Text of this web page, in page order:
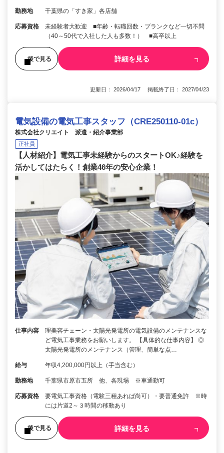
勤務地 千葉県の「すき家」各店舗
応募資格
未経験者大歓迎 ■年齢・転職回数・ブランクなど一切不問
（40～50代で入社した人も多数！） ■高卒以上
後で見る 詳細を見る
更新日： 2026/04/17 掲載終了日： 2027/04/23
電気設備の電気工事スタッフ（CRE250110-01c）
株式会社クリエイト 派遣・紹介事業部
正社員
【人材紹介】電気工事未経験からのスタートOK♪経験を
活かしてはたらく！創業46年の安心企業！
仕事内容
理美容チェーン・太陽光発電所の電気設備のメンテナンスな
ど電気工事業務をお願いします。 【具体的な仕事内容】 ◎
太陽光発電所のメンテナンス（管理、簡単な点…
給与 年収4,200,000円以上（手当含む）
勤務地 千葉県市原市五所 他、各現場 ※車通勤可
応募資格
要電気工事資格（電験三種あれば尚可）・要普通免許 ※時
には片道2～３時間の移動あり
後で見る 詳細を見る